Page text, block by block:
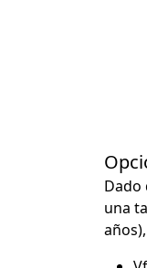
Dado
una